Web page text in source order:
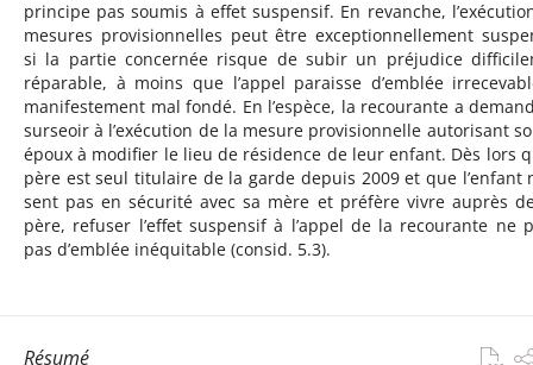
principe pas soumis à effet suspensif. En revanche,
mesures provisionnelles peut être exceptionnellement
si la partie concernée risque de subir un préjudice
réparable, à moins que l’appel paraisse d’emblée
manifestement mal fondé. En l’espèce, la recourante a
surseoir à l’exécution de la mesure provisionnelle autorisant
époux à modifier le lieu de résidence de leur enfant. Dès lors
père est seul titulaire de la garde depuis 2009 et que l’enfant
sent pas en sécurité avec sa mère et préfère vivre auprès
père, refuser l’effet suspensif à l’appel de la recourante ne
pas d’emblée inéquitable (consid. 5.3).
Résumé